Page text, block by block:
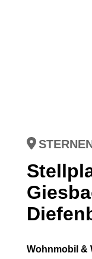
Wohnmobil &